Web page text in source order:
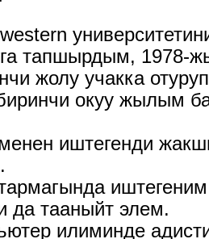
тапшырдым, 1978-
жолу учакка
окуу жылым
иштегенди
иштегеним
да тааныйт элем.
илиминде